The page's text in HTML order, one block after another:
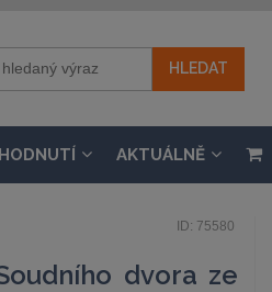
AKTUÁLNĚ
ID: 75580
dvora ze